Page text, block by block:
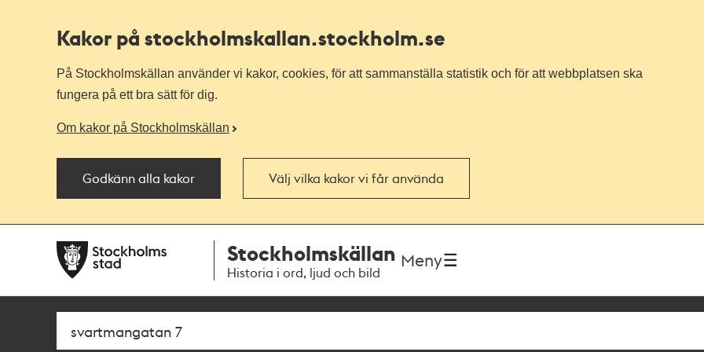
Kakor på stockholmskallan.stockholm.se
På Stockholmskällan använder vi kakor, cookies, för att sammanställa statistik och för att webbplatsen ska
fungera på ett bra sätt för dig.
Om kakor på Stockholmskällan
Godkänn alla kakor Välj vilka kakor vi får använda
navigationen
huvudinnehållet
Stockholmskällan
Historia i ord, ljud och bild
Meny
Sök